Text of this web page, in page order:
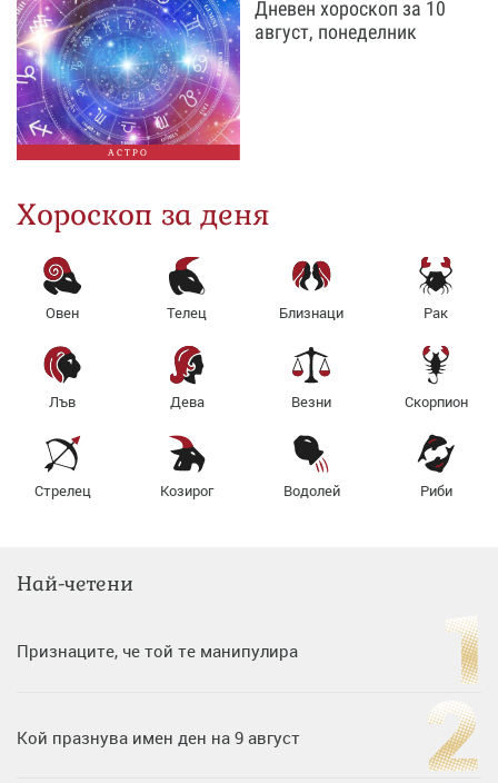
АСТРО
Дневен хороскоп за 10
август, понеделник
Хороскоп за деня
Овен Телец Близнаци Рак
Лъв Дева Везни Скорпион
Стрелец Козирог Водолей Риби
Най-четени
Признаците, че той те манипулира
Кой празнува имен ден на 9 август